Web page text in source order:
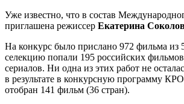
Уже известно, что в состав
приглашена режиссер Екатерина
На конкурс было прислано 972 фильма из
селекцию попали 195 российских
сериалов. Ни одна из этих работ не
в результате в конкурсную программу
отобран 141 фильм (36 стран).